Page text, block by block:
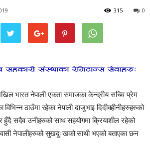
0
315
भारत नेपाली एकता समाजका केन्द्रीय सचिव प्रेम
ठाउँमा रहेका नेपाली दाजुभाइ दिदीवहीनीहरुहरुको
सदैव उनीहरुको साथ सहयोगमा क्रियाशील रहेको
नेपालीहरुको सुखदुःखको साथी भएको बताएका छन